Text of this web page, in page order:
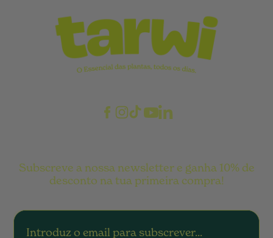
Subscreve a nossa newsletter e ganha 10% de
desconto na tua primeira compra!